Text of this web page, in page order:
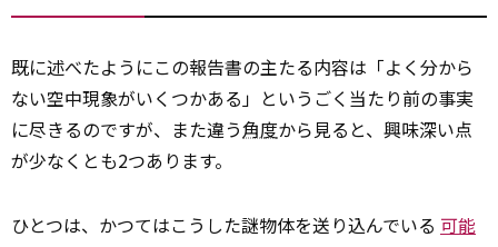
既に述べたようにこの報告書の主たる内容は「よく分から
ない空中現象がいくつかある」というごく当たり前の事実
に尽きるのですが、また違う角度から見ると、興味深い点
が少なくとも2つあります。
ひとつは、かつてはこうした謎物体を送り込んでいる 可能